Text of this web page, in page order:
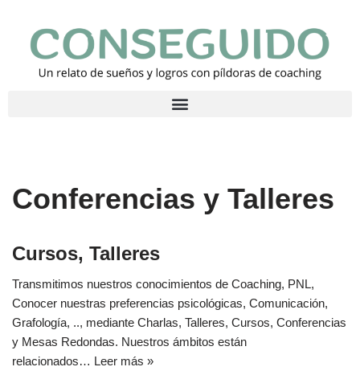
Saltar
contenido
Conferencias y Talleres
Cursos, Talleres
Transmitimos nuestros conocimientos de Coaching, PNL,
Conocer nuestras preferencias psicológicas, Comunicación,
Grafología, .., mediante Charlas, Talleres, Cursos, Conferencias
y Mesas Redondas. Nuestros ámbitos están
relacionados… Leer más »